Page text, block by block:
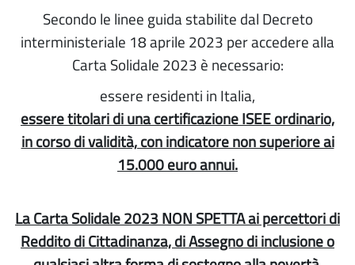
Secondo le linee guida stabilite dal Decreto
interministeriale 18 aprile 2023 per accedere alla
Carta Solidale 2023 è necessario:
essere residenti in Italia,
essere titolari di una certificazione ISEE ordinario,
in corso di validità, con indicatore non superiore ai
15.000 euro annui.
La Carta Solidale 2023 NON SPETTA ai percettori di
Reddito di Cittadinanza, di Assegno di inclusione o